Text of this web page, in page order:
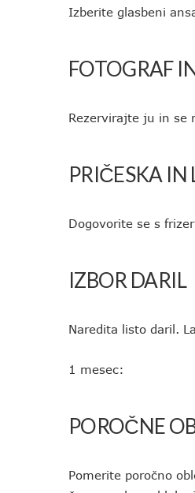
Izberite glasbeni
FOTOGRAF
Rezervirajte ju in se
PRIČESKA IN
Dogovorite se s
IZBOR DARIL
Naredita listo daril.
1 mesec:
POROČNE
Pomerite poročno